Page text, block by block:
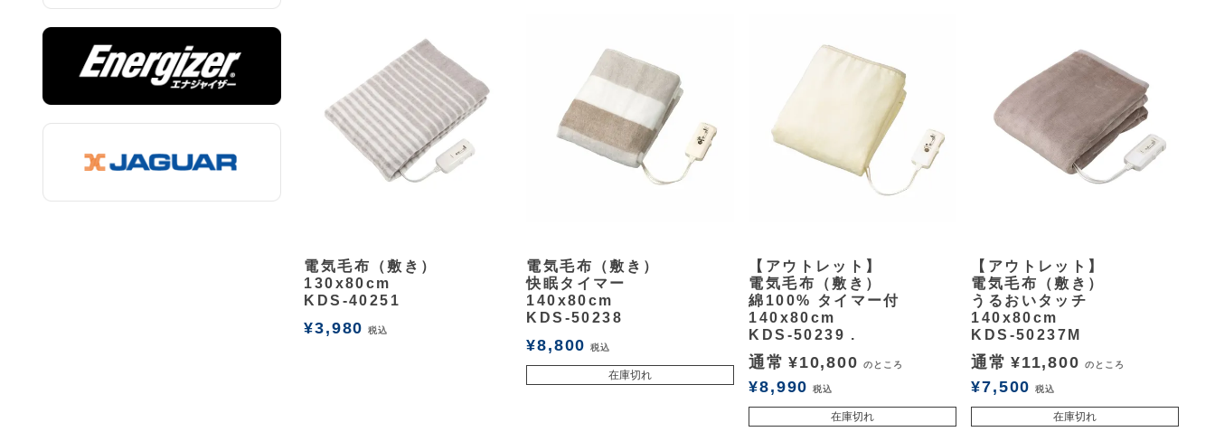
電気毛布（敷き）
130x80cm
KDS-40251
¥3,980 税込
電気毛布（敷き）
快眠タイマー
140x80cm
KDS-50238
¥8,800 税込
在庫切れ
【アウトレット】
電気毛布（敷き）
綿100% タイマー付
140x80cm
KDS-50239 .
通常 ¥10,800 のところ
¥8,990 税込
在庫切れ
【アウトレット】
電気毛布（敷き）
うるおいタッチ
140x80cm
KDS-50237M
通常 ¥11,800 のところ
¥7,500 税込
在庫切れ